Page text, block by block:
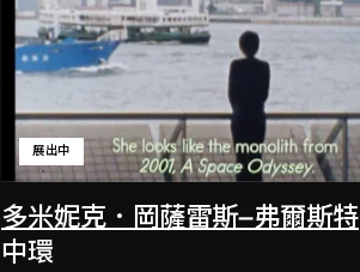
多米妮克．岡薩雷斯–弗爾斯特
展出中
中環